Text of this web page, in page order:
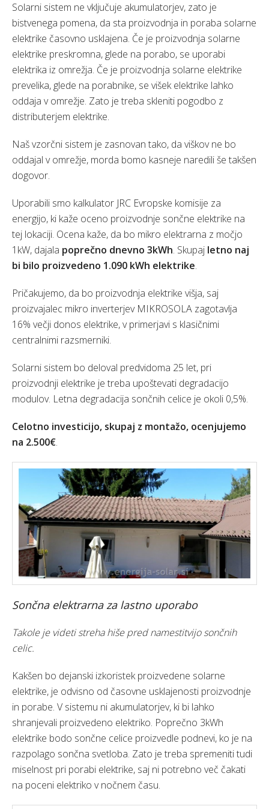
Solarni sistem ne vključuje akumulatorjev, zato je
bistvenega pomena, da sta proizvodnja in poraba solarne
elektrike časovno usklajena. Če je proizvodnja solarne
elektrike preskromna, glede na porabo, se uporabi
elektrika iz omrežja. Če je proizvodnja solarne elektrike
prevelika, glede na porabnike, se višek elektrike lahko
oddaja v omrežje. Zato je treba skleniti pogodbo z
distributerjem elektrike.
Naš vzorčni sistem je zasnovan tako, da viškov ne bo
oddajal v omrežje, morda bomo kasneje naredili še takšen
dogovor.
Uporabili smo kalkulator JRC Evropske komisije za
energijo, ki kaže oceno proizvodnje sončne elektrike na
tej lokaciji. Ocena kaže, da bo mikro elektrarna z močjo
1kW, dajala poprečno dnevno 3kWh. Skupaj letno naj
bi bilo proizvedeno 1.090 kWh elektrike.
Pričakujemo, da bo proizvodnja elektrike višja, saj
proizvajalec mikro inverterjev MIKROSOLA zagotavlja
16% večji donos elektrike, v primerjavi s klasičnimi
centralnimi razsmerniki.
Solarni sistem bo deloval predvidoma 25 let, pri
proizvodnji elektrike je treba upoštevati degradacijo
modulov. Letna degradacija sončnih celice je okoli 0,5%.
Celotno investicijo, skupaj z montažo, ocenjujemo
na 2.500€.
Sončna elektrarna za lastno uporabo
Takole je videti streha hiše pred namestitvijo sončnih
celic.
Kakšen bo dejanski izkoristek proizvedene solarne
elektrike, je odvisno od časovne usklajenosti proizvodnje
in porabe. V sistemu ni akumulatorjev, ki bi lahko
shranjevali proizvedeno elektriko. Poprečno 3kWh
elektrike bodo sončne celice proizvedle podnevi, ko je na
razpolago sončna svetloba. Zato je treba spremeniti tudi
miselnost pri porabi elektrike, saj ni potrebno več čakati
na poceni elektriko v nočnem času.